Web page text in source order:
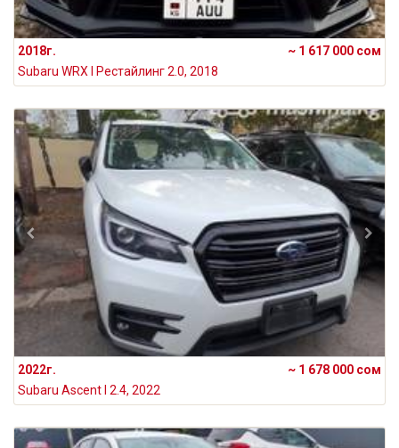
2018г.
~ 1 617 000 сом
Subaru WRX I Рестайлинг 2.0, 2018
2022г.
~ 1 678 000 сом
Subaru Ascent I 2.4, 2022